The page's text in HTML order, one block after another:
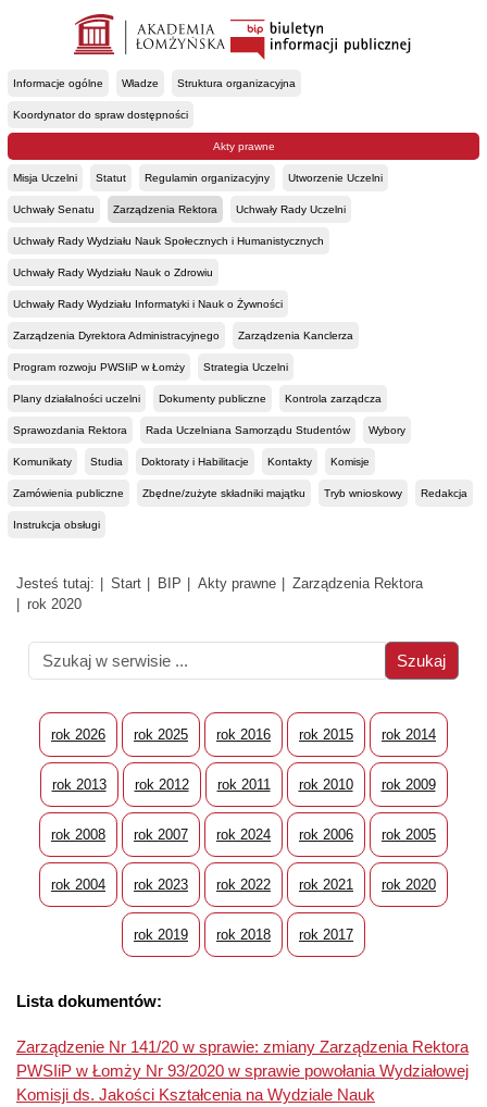
Informacje ogólne Władze Struktura organizacyjna
Koordynator do spraw dostępności
Akty prawne
Misja Uczelni Statut Regulamin organizacyjny Utworzenie Uczelni
Uchwały Senatu Zarządzenia Rektora Uchwały Rady Uczelni
Uchwały Rady Wydziału Nauk Społecznych i Humanistycznych
Uchwały Rady Wydziału Nauk o Zdrowiu
Uchwały Rady Wydziału Informatyki i Nauk o Żywności
Zarządzenia Dyrektora Administracyjnego Zarządzenia Kanclerza
Program rozwoju PWSIiP w Łomży Strategia Uczelni
Plany działalności uczelni Dokumenty publiczne Kontrola zarządcza
Sprawozdania Rektora Rada Uczelniana Samorządu Studentów Wybory
Komunikaty Studia Doktoraty i Habilitacje Kontakty Komisje
Zamówienia publiczne Zbędne/zużyte składniki majątku Tryb wnioskowy Redakcja
Instrukcja obsługi
Jesteś tutaj: Start BIP Akty prawne
Zarządzenia Rektora
rok 2020
rok 2026 rok 2025 rok 2016 rok 2015 rok 2014
rok 2013 rok 2012 rok 2011 rok 2010 rok 2009
rok 2008 rok 2007 rok 2024 rok 2006 rok 2005
rok 2004 rok 2023 rok 2022 rok 2021 rok 2020
rok 2019 rok 2018 rok 2017
Lista dokumentów:
Zarządzenie Nr 141/20 w sprawie: zmiany Zarządzenia Rektora
PWSIiP w Łomży Nr 93/2020 w sprawie powołania Wydziałowej
Komisji ds. Jakości Kształcenia na Wydziale Nauk